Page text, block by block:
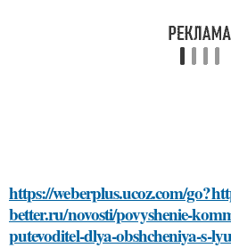
https://weberplus.ucoz.com/
better.ru/novosti/povyshenie-
putevoditel-dlya-obshcheniya-s-